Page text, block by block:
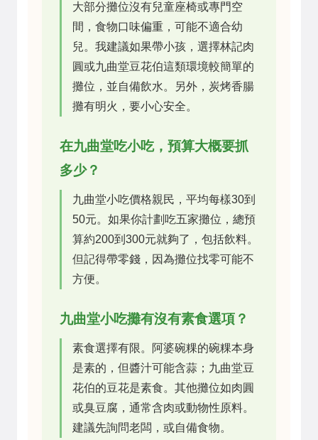
大部分攤位沒有兒童座椅或專門空
間，食物口味偏重，可能不適合幼
兒。我建議如果帶小孩，選擇林記肉
圓或九曲堂豆花伯這類環境較簡單的
攤位，並自備飲水。另外，炭烤香腸
攤有明火，要小心安全。
在九曲堂吃小吃，預算大概要抓
多少？
九曲堂小吃價格親民，平均每樣30到
50元。如果你計劃吃五家攤位，總預
算約200到300元就夠了，包括飲料。
但記得帶零錢，因為攤位找零可能不
方便。
九曲堂小吃攤有沒有素食選項？
素食選擇有限。阿婆碗粿的碗粿本身
是素的，但醬汁可能含蒜；九曲堂豆
花伯的豆花是素食。其他攤位如肉圓
或臭豆腐，通常含肉或動物性原料。
建議先詢問老闆，或自備食物。